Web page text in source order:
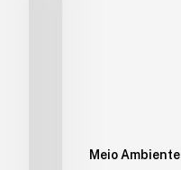
Meio Ambiente